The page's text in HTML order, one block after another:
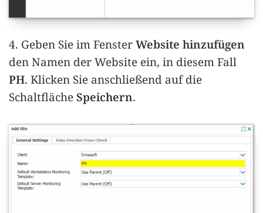
4. Geben Sie im FensterWebsite hinzufügen
den Namen der Website ein, in diesem Fall
PH. Klicken Sie anschließend auf die
SchaltflächeSpeichern.